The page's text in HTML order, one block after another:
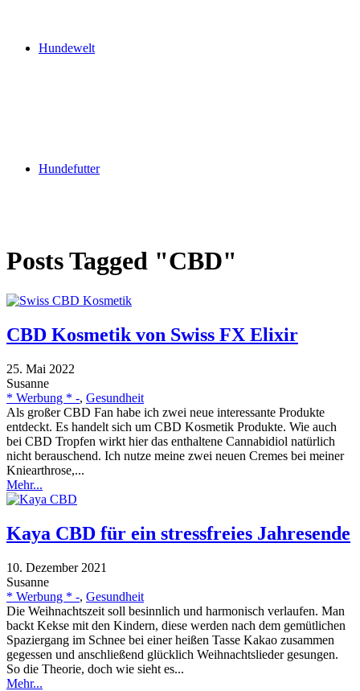
Hundewelt
Hundefutter
Posts Tagged "CBD"
CBD Kosmetik von Swiss FX Elixir
25. Mai 2022
Susanne
* Werbung * -, Gesundheit
Als großer CBD Fan habe ich zwei neue interessante Produkte
entdeckt. Es handelt sich um CBD Kosmetik Produkte. Wie auch
bei CBD Tropfen wirkt hier das enthaltene Cannabidiol natürlich
nicht berauschend. Ich nutze meine zwei neuen Cremes bei meiner
Kniearthrose,...
Mehr...
Kaya CBD für ein stressfreies Jahresende
10. Dezember 2021
Susanne
* Werbung * -, Gesundheit
Die Weihnachtszeit soll besinnlich und harmonisch verlaufen. Man
backt Kekse mit den Kindern, diese werden nach dem gemütlichen
Spaziergang im Schnee bei einer heißen Tasse Kakao zusammen
gegessen und anschließend glücklich Weihnachtslieder gesungen.
So die Theorie, doch wie sieht es...
Mehr...